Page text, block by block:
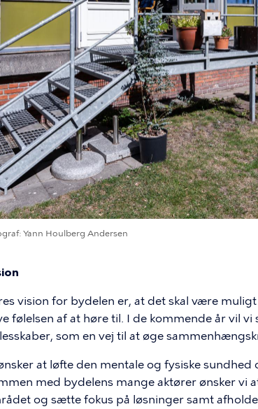
Yann Houlberg Andersen
vision for bydelen er, at det skal være
følelsen af at høre til. I de kommende år vil
som en vej til at øge
at løfte den mentale og fysiske
med bydelens mange aktører ønsker vi
og sætte fokus på løsninger samt